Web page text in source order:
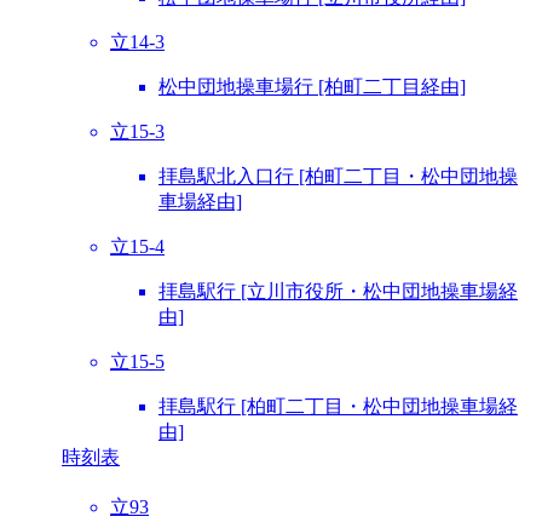
立14-3
松中団地操車場行 [柏町二丁目経由]
立15-3
拝島駅北入口行 [柏町二丁目・松中団地操
車場経由]
立15-4
拝島駅行 [立川市役所・松中団地操車場経
由]
立15-5
拝島駅行 [柏町二丁目・松中団地操車場経
由]
時刻表
立93